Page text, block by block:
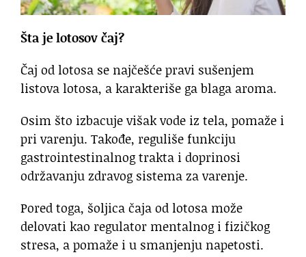
Šta je lotosov čaj?
Čaj od lotosa se najčešće pravi sušenjem
listova lotosa, a karakteriše ga blaga aroma.
Osim što izbacuje višak vode iz tela, pomaže i
pri varenju. Takođe, reguliše funkciju
gastrointestinalnog trakta i doprinosi
održavanju zdravog sistema za varenje.
Pored toga, šoljica čaja od lotosa može
delovati kao regulator mentalnog i fizičkog
stresa, a pomaže i u smanjenju napetosti.